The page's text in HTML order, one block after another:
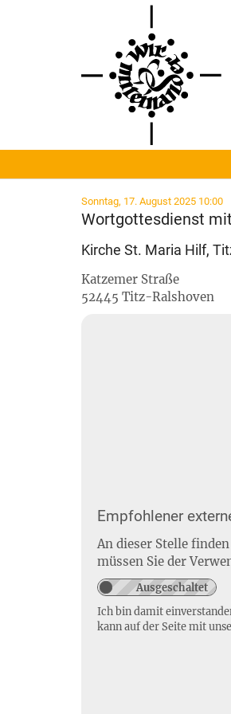
Sonntag, 17. August 2025 10:00:
Wortgottesdienst
Kirche St. Maria Hilf,
Katzemer Straße
52445 Titz-Ralshoven
Empfohlener
An dieser Stelle
müssen Sie der
Ich bin damit
kann auf der Seite mit